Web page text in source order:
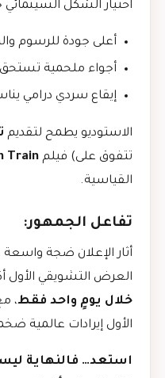
اختيار الشكل
أعلى جودة للرسوم
أجواء ملحمية تستحق
إيقاع سردي درامي
الاستوديو يطمح لتقديم
تتفوق على) فيلم Train
القياسية.
تفاعل الجمهور:
أثار الإعلان ضجة
العرض التشويقي الأول
خلال يومٍ واحد فقط،
الأول إيرادات عالمية
استعد… فالنهاية